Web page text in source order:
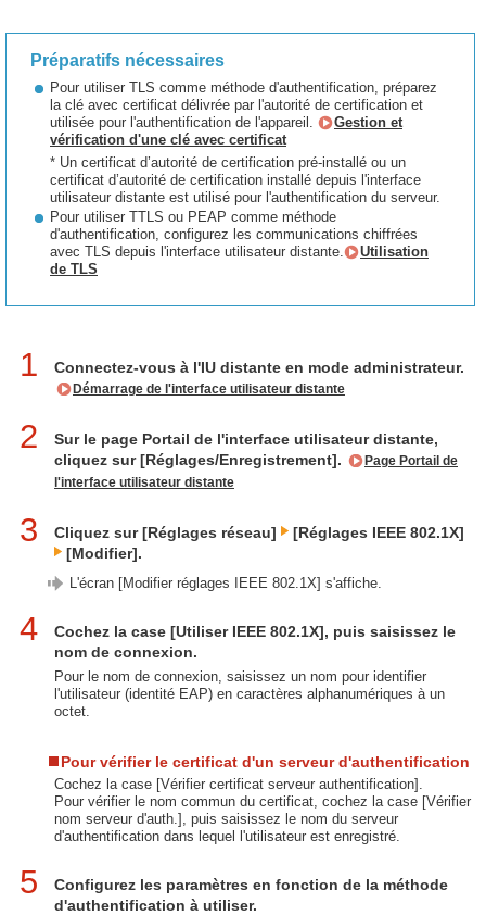
Préparatifs nécessaires
Pour utiliser TLS comme méthode d'authentification, préparez
la clé avec certificat délivrée par l'autorité de certification et
utilisée pour l'authentification de l'appareil.
Gestion et
vérification d'une clé avec certificat
* Un certificat d’autorité de certification pré-installé ou un
certificat d’autorité de certification installé depuis l'interface
utilisateur distante est utilisé pour l'authentification du serveur.
Pour utiliser TTLS ou PEAP comme méthode
d'authentification, configurez les communications chiffrées
avec TLS depuis l'interface utilisateur distante.
Utilisation
de TLS
1 Connectez-vous à l'IU distante en mode administrateur.
Démarrage de l'interface utilisateur distante
2
Sur le page Portail de l'interface utilisateur distante,
cliquez sur [Réglages/Enregistrement].
Page Portail de
l'interface utilisateur distante
3 Cliquez sur [Réglages réseau]
[Réglages IEEE 802.1X]
[Modifier].
L'écran [Modifier réglages IEEE 802.1X] s'affiche.
4
Cochez la case [Utiliser IEEE 802.1X], puis saisissez le
nom de connexion.
Pour le nom de connexion, saisissez un nom pour identifier
l'utilisateur (identité EAP) en caractères alphanumériques à un
octet.
Pour vérifier le certificat d'un serveur d'authentification
Cochez la case [Vérifier certificat serveur authentification].
Pour vérifier le nom commun du certificat, cochez la case [Vérifier
nom serveur d'auth.], puis saisissez le nom du serveur
d'authentification dans lequel l'utilisateur est enregistré.
5
Configurez les paramètres en fonction de la méthode
d'authentification à utiliser.